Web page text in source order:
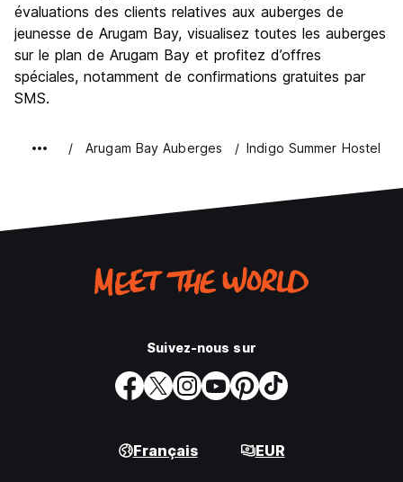
évaluations des clients relatives aux auberges de
jeunesse de Arugam Bay, visualisez toutes les auberges
sur le plan de Arugam Bay et profitez d’offres
spéciales, notamment de confirmations gratuites par
SMS.
Arugam Bay Auberges Indigo Summer Hostel
Suivez-nous sur
Français EUR